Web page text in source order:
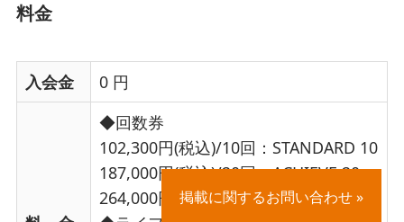
料金
入会金 0 円
◆回数券
102,300円(税込)/10回：STANDARD 10
187,000円(税込)/20回：ACHIEVE 20
264,000円(税込)/30回：BEYOND 30
掲載に関するお問い合わせ »